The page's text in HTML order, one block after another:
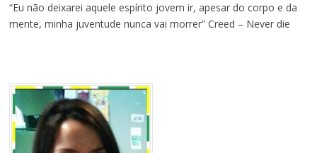
“Eu não deixarei aquele espírito jovem ir, apesar do corpo e da
mente, minha juventude nunca vai morrer” Creed – Never die